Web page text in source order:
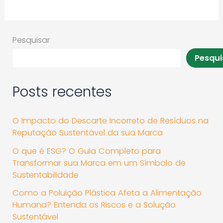
Pesquisar
Posts recentes
O Impacto do Descarte Incorreto de Resíduos na
Reputação Sustentável da sua Marca
O que é ESG? O Guia Completo para
Transformar sua Marca em um Símbolo de
Sustentabilidade
Como a Poluição Plástica Afeta a Alimentação
Humana? Entenda os Riscos e a Solução
Sustentável